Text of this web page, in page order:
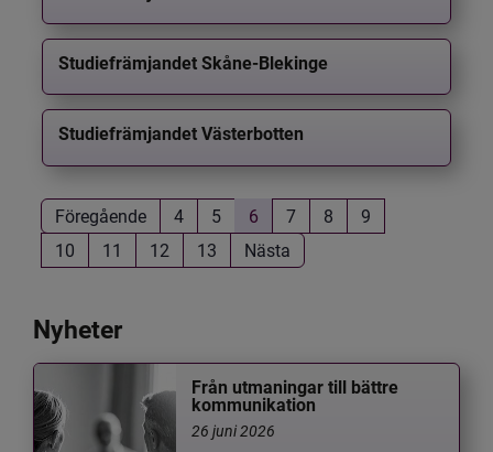
Studiefrämjandet Skåne-Blekinge
Studiefrämjandet Västerbotten
Föregående 4 5 6 7 8
9
10
11 12 13 Nästa
Nyheter
Från utmaningar till bättre
kommunikation
26 juni 2026